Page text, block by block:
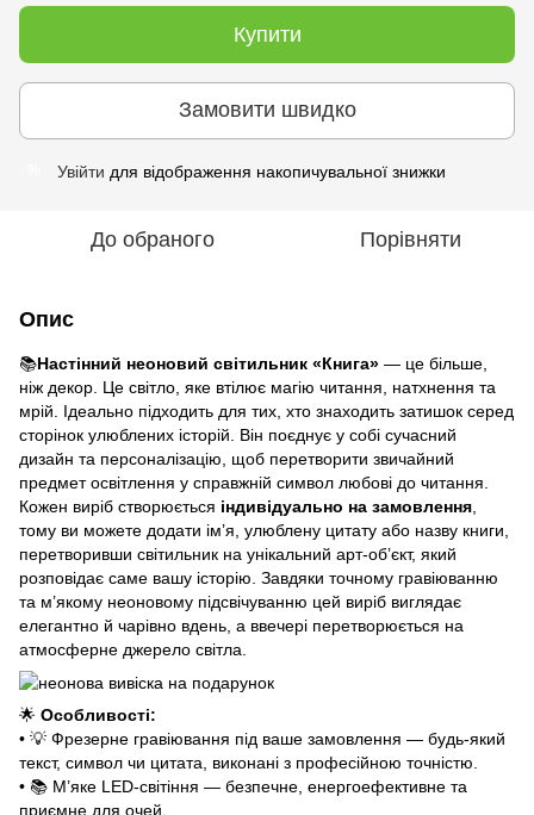
Купити
Замовити швидко
Увійти для відображення накопичувальної знижки
До обраного Порівняти
Опис
📚Настінний неоновий світильник «Книга» — це більше,
ніж декор. Це світло, яке втілює магію читання, натхнення та
мрій. Ідеально підходить для тих, хто знаходить затишок серед
сторінок улюблених історій. Він поєднує у собі сучасний
дизайн та персоналізацію, щоб перетворити звичайний
предмет освітлення у справжній символ любові до читання.
Кожен виріб створюється індивідуально на замовлення
тому ви можете додати ім’я, улюблену цитату або назву книги,
перетворивши світильник на унікальний арт-об’єкт, який
розповідає саме вашу історію. Завдяки точному гравіюванню
та м’якому неоновому підсвічуванню цей виріб виглядає
елегантно й чарівно вдень, а ввечері перетворюється на
атмосферне джерело світла.
🌟 Особливості:
• 💡 Фрезерне гравіювання під ваше замовлення — будь-який
текст, символ чи цитата, виконані з професійною точністю.
• 📚 М’яке LED-світіння — безпечне, енергоефективне та
приємне для очей.